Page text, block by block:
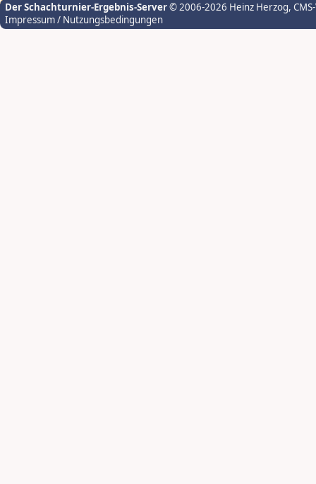
Der Schachturnier-Ergebnis-Server© 2006-2026 Heinz Herzog,
Impressum / Nutzungsbedingungen